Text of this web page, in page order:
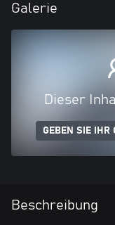
Galerie
Dieser
GEBEN SIE IHR
Beschreibung